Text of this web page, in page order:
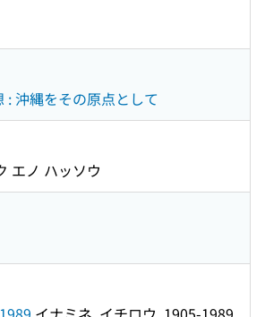
: 沖縄をその原点として
エノ ハッソウ